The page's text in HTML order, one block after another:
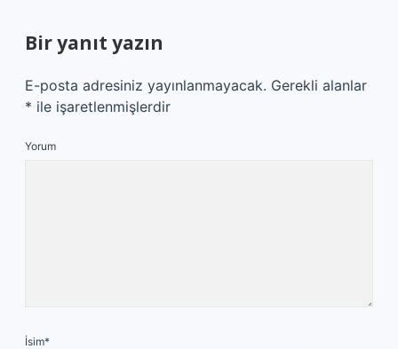
Bir yanıt yazın
E-posta adresiniz yayınlanmayacak. Gerekli alanlar
* ile işaretlenmişlerdir
Yorum
İsim*